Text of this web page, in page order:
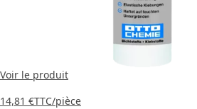
Voir le produit
14,81 €TTC/pièce